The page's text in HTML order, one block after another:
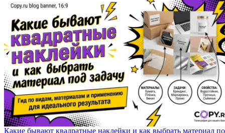
Какие бывают квадратные наклейки и как выбрать материал